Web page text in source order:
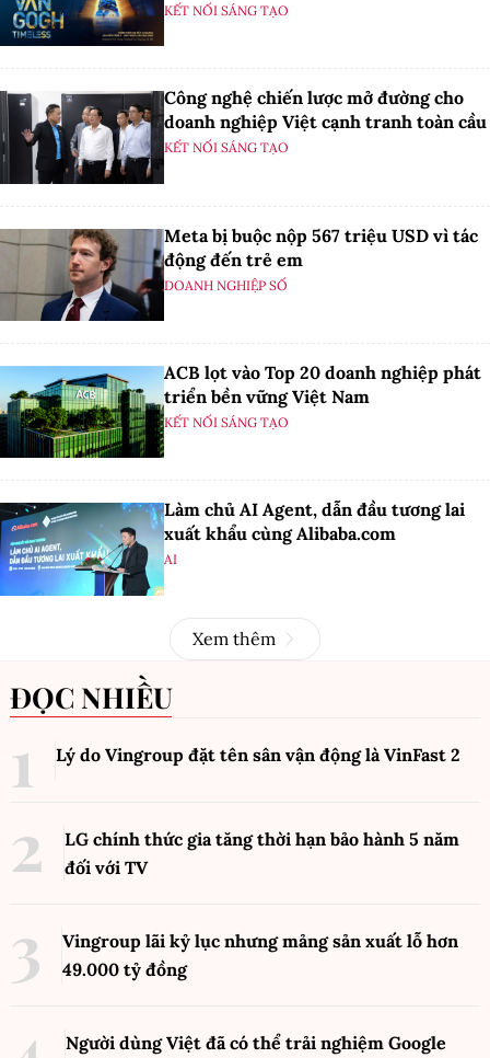
KẾT NỐI SÁNG TẠO
Công nghệ chiến lược mở đường cho
doanh nghiệp Việt cạnh tranh toàn cầu
KẾT NỐI SÁNG TẠO
Meta bị buộc nộp 567 triệu USD vì tác
động đến trẻ em
DOANH NGHIỆP SỐ
ACB lọt vào Top 20 doanh nghiệp phát
triển bền vững Việt Nam
KẾT NỐI SÁNG TẠO
Làm chủ AI Agent, dẫn đầu tương lai
xuất khẩu cùng Alibaba.com
AI
Xem thêm
ĐỌC NHIỀU
Lý do Vingroup đặt tên sân vận động là VinFast 2
LG chính thức gia tăng thời hạn bảo hành 5 năm
đối với TV
Vingroup lãi kỷ lục nhưng mảng sản xuất lỗ hơn
49.000 tỷ đồng
Người dùng Việt đã có thể trải nghiệm Google